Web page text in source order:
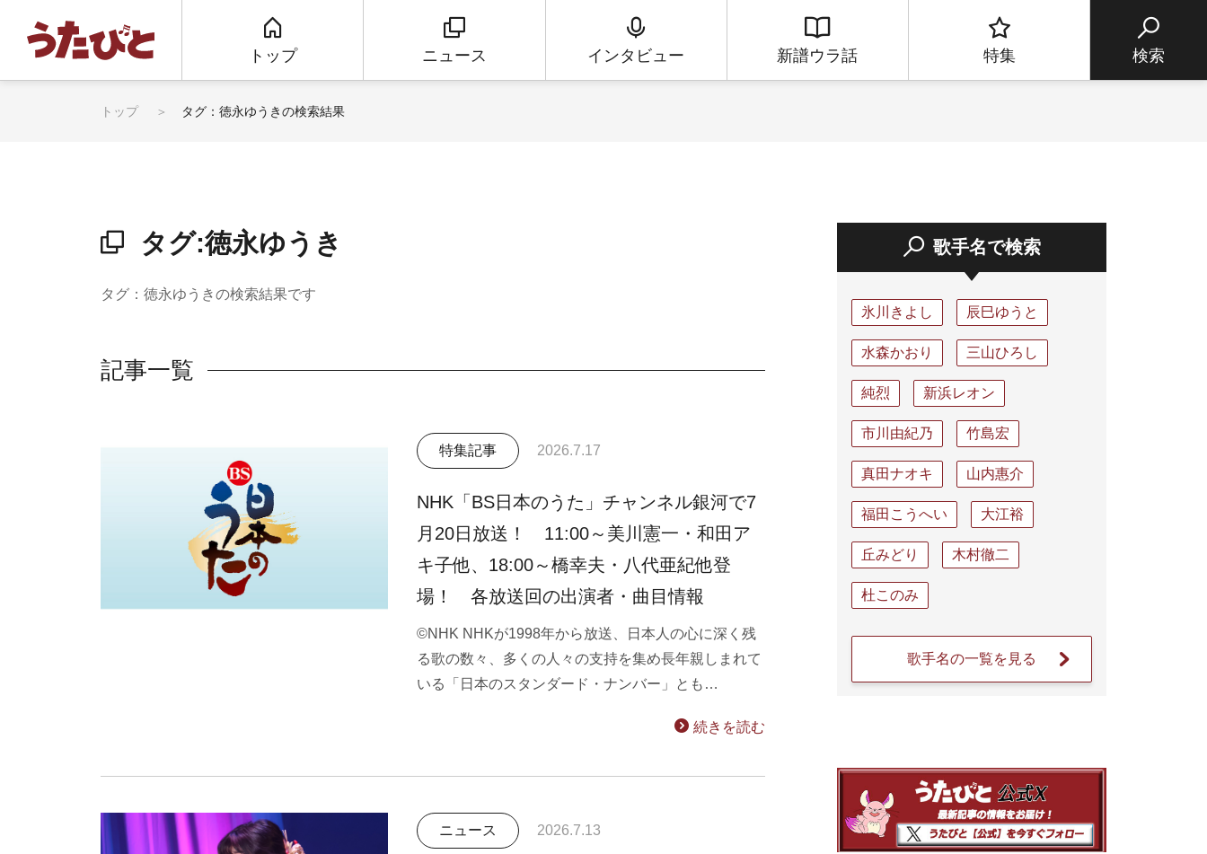
トップ ニュース インタビュー 新譜ウラ話 特集 検索
トップ タグ：徳永ゆうきの検索結果
タグ:徳永ゆうき
タグ：徳永ゆうきの検索結果です
記事一覧
特集記事 2026.7.17
NHK「BS日本のうた」チャンネル銀河で7
月20日放送！ 11:00～美川憲一・和田ア
キ子他、18:00～橋幸夫・八代亜紀他登
場！ 各放送回の出演者・曲目情報
©NHK NHKが1998年から放送、日本人の心に深く残
る歌の数々、多くの人々の支持を集め長年親しまれて
いる「日本のスタンダード・ナンバー」とも…
続きを読む
ニュース 2026.7.13
歌手名で検索
氷川きよし 辰巳ゆうと
水森かおり 三山ひろし
純烈 新浜レオン
市川由紀乃 竹島宏
真田ナオキ 山内惠介
福田こうへい 大江裕
丘みどり 木村徹二
杜このみ
歌手名の一覧を見る